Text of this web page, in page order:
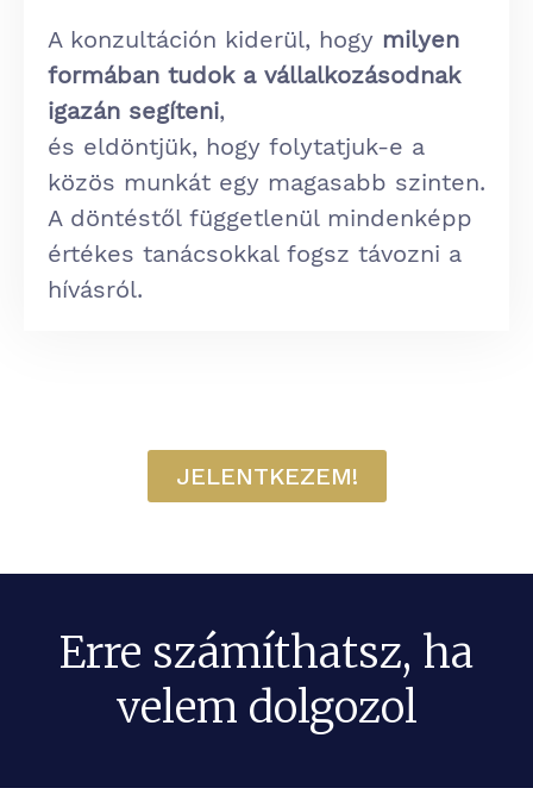
A konzultáción kiderül, hogy milyen
formában tudok a vállalkozásodnak
igazán segíteni,
és eldöntjük, hogy folytatjuk-e a
közös munkát egy magasabb szinten.
A döntéstől függetlenül mindenképp
értékes tanácsokkal fogsz távozni a
hívásról.
JELENTKEZEM!
Erre számíthatsz, ha
velem dolgozol